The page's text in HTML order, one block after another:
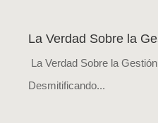
La Verdad Sobre la
La Verdad Sobre la
Desmitificando...